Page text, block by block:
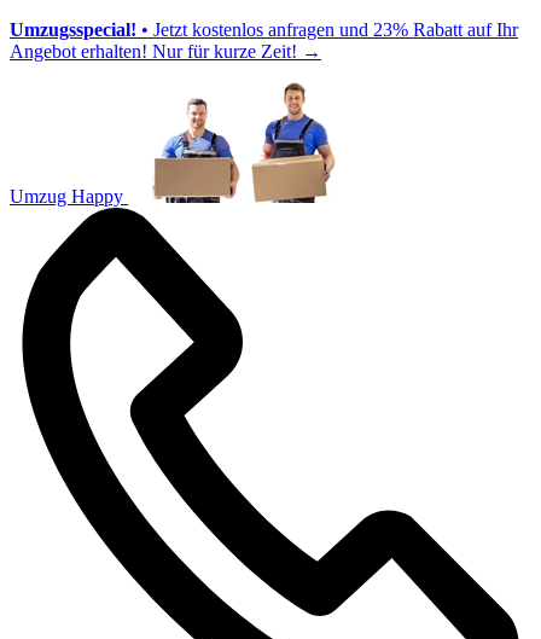
Umzugsspecial! • Jetzt kostenlos anfragen und 23% Rabatt auf Ihr
Angebot erhalten! Nur für kurze Zeit! →
Umzug Happy